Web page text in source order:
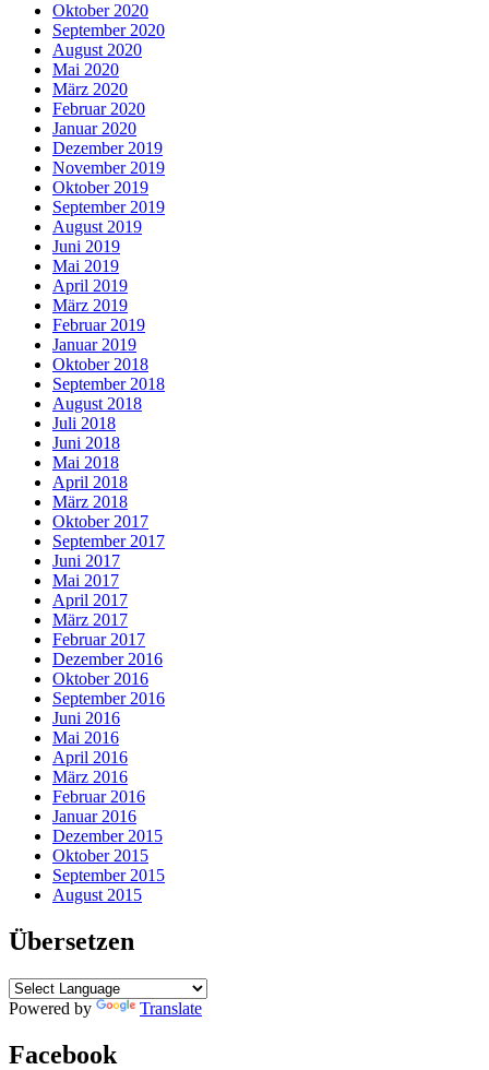
Oktober 2020
September 2020
August 2020
Mai 2020
März 2020
Februar 2020
Januar 2020
Dezember 2019
November 2019
Oktober 2019
September 2019
August 2019
Juni 2019
Mai 2019
April 2019
März 2019
Februar 2019
Januar 2019
Oktober 2018
September 2018
August 2018
Juli 2018
Juni 2018
Mai 2018
April 2018
März 2018
Oktober 2017
September 2017
Juni 2017
Mai 2017
April 2017
März 2017
Februar 2017
Dezember 2016
Oktober 2016
September 2016
Juni 2016
Mai 2016
April 2016
März 2016
Februar 2016
Januar 2016
Dezember 2015
Oktober 2015
September 2015
August 2015
Übersetzen
Powered by Translate
Facebook